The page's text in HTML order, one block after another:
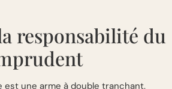
responsabilité du
est une arme à double tranchant.